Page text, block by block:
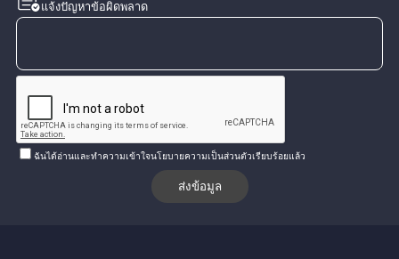
แจ้งปัญหาข้อผิดพลาด
ฉันได้อ่านและทำความเข้าใจนโยบายความเป็นส่วนตัวเรียบร้อยแล้ว